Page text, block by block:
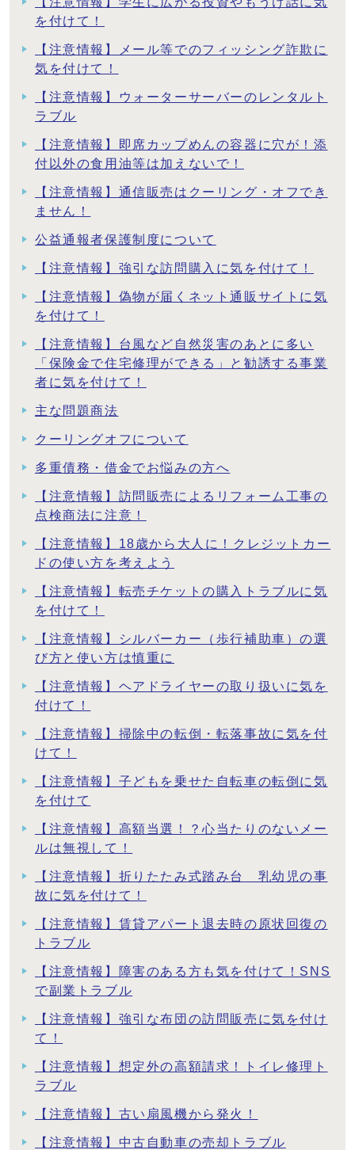
を付けて！
【注意情報】メール等でのフィッシング詐欺に
気を付けて！
【注意情報】ウォーターサーバーのレンタルト
ラブル
【注意情報】即席カップめんの容器に穴が！添
付以外の食用油等は加えないで！
【注意情報】通信販売はクーリング・オフでき
ません！
公益通報者保護制度について
【注意情報】強引な訪問購入に気を付けて！
【注意情報】偽物が届くネット通販サイトに気
を付けて！
【注意情報】台風など自然災害のあとに多い
「保険金で住宅修理ができる」と勧誘する事業
者に気を付けて！
主な問題商法
クーリングオフについて
多重債務・借金でお悩みの方へ
【注意情報】訪問販売によるリフォーム工事の
点検商法に注意！
【注意情報】18歳から大人に！クレジットカー
ドの使い方を考えよう
【注意情報】転売チケットの購入トラブルに気
を付けて！
【注意情報】シルバーカー（歩行補助車）の選
び方と使い方は慎重に
【注意情報】ヘアドライヤーの取り扱いに気を
付けて！
【注意情報】掃除中の転倒・転落事故に気を付
けて！
【注意情報】子どもを乗せた自転車の転倒に気
を付けて
【注意情報】高額当選！？心当たりのないメー
ルは無視して！
【注意情報】折りたたみ式踏み台 乳幼児の事
故に気を付けて！
【注意情報】賃貸アパート退去時の原状回復の
トラブル
【注意情報】障害のある方も気を付けて！SNS
で副業トラブル
【注意情報】強引な布団の訪問販売に気を付け
て！
【注意情報】想定外の高額請求！トイレ修理ト
ラブル
【注意情報】古い扇風機から発火！
【注意情報】中古自動車の売却トラブル